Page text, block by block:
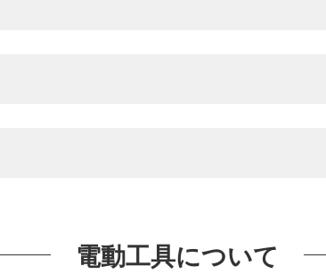
電動工具について